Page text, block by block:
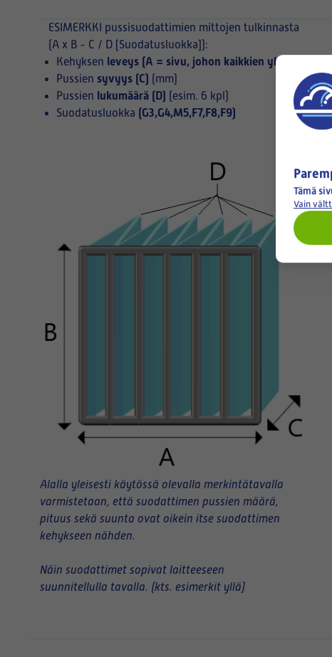
ESIMERKKI pussisuodattimien mittojen tulkinnasta
(A x B - C / D [Suodatusluokka]):
Kehyksen leveys (A = sivu, johon kaikkien yksittäisten
Pussien syvyys (C) (mm)
Pussien lukumäärä (D) (esim. 6 kpl)
Suodatusluokka (G3,G4,M5,F7,F8,F9)
Alalla yleisesti käytössä olevalla merkintätavalla
varmistetaan, että suodattimen pussien määrä,
pituus sekä suunta ovat oikein itse suodattimen
kehykseen nähden.
Näin suodattimet sopivat laitteeseen
suunnitellulla tavalla. (kts. esimerkit yllä)
Tämä
Vain